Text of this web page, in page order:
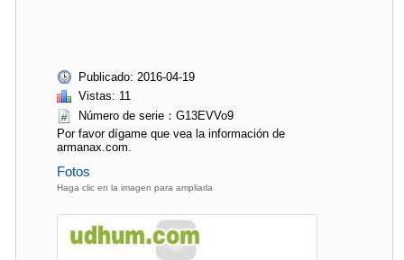
Publicado: 2016-04-19
Vistas: 11
Número de serie：G13EVVo9
Por favor dígame que vea la información de
armanax.com.
Fotos
Haga clic en la imagen para ampliarla